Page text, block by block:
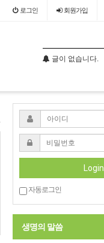
로그인 회원가입
글이 없습니다.
Login
자동로그인
생명의 말씀